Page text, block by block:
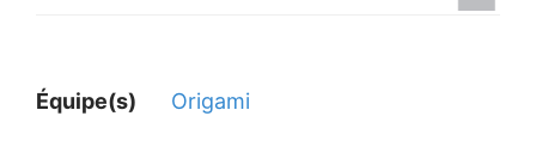
Équipe(s) Origami